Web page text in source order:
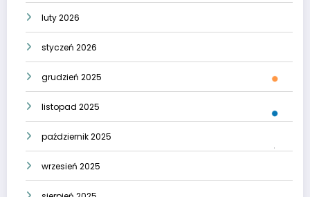
luty 2026
styczeń 2026
grudzień 2025
listopad 2025
październik 2025
wrzesień 2025